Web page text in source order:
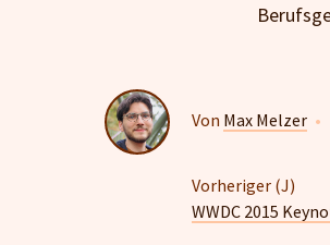
Von Max Melzer •
Vorheriger (J)
WWDC 2015